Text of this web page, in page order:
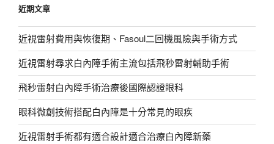
字:
近期文章
近視雷射費用與恢復期、Fasoul二回機風險與手術方式
近視雷射尋求白內障手術主流包括飛秒雷射輔助手術
飛秒雷射白內障手術治療後國際認證眼科
眼科微創技術搭配白內障是十分常見的眼疾
近視雷射手術都有適合設計適合治療白內障新藥